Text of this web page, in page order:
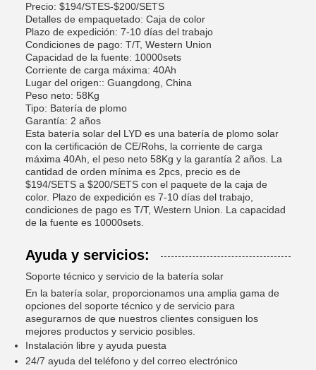
Precio: $194/STES-$200/SETS
Detalles de empaquetado: Caja de color
Plazo de expedición: 7-10 días del trabajo
Condiciones de pago: T/T, Western Union
Capacidad de la fuente: 10000sets
Corriente de carga máxima: 40Ah
Lugar del origen:: Guangdong, China
Peso neto: 58Kg
Tipo: Batería de plomo
Garantía: 2 años
Esta batería solar del LYD es una batería de plomo solar
con la certificación de CE/Rohs, la corriente de carga
máxima 40Ah, el peso neto 58Kg y la garantía 2 años. La
cantidad de orden mínima es 2pcs, precio es de
$194/SETS a $200/SETS con el paquete de la caja de
color. Plazo de expedición es 7-10 días del trabajo,
condiciones de pago es T/T, Western Union. La capacidad
de la fuente es 10000sets.
Ayuda y servicios:
Soporte técnico y servicio de la batería solar
En la batería solar, proporcionamos una amplia gama de
opciones del soporte técnico y de servicio para
asegurarnos de que nuestros clientes consiguen los
mejores productos y servicio posibles.
Instalación libre y ayuda puesta
24/7 ayuda del teléfono y del correo electrónico